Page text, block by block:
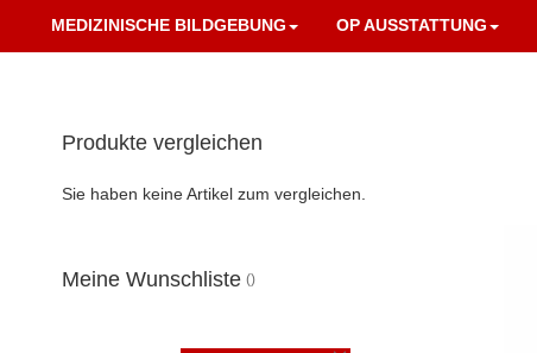
MEDIZINISCHE BILDGEBUNG OP AUSSTATTUNG
Produkte vergleichen
Sie haben keine Artikel zum vergleichen.
Meine Wunschliste